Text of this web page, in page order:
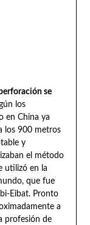
se
los
en China ya
los 900 metros
y
el método
utilizó en la
que fue
Eibat. Pronto
a
profesión de